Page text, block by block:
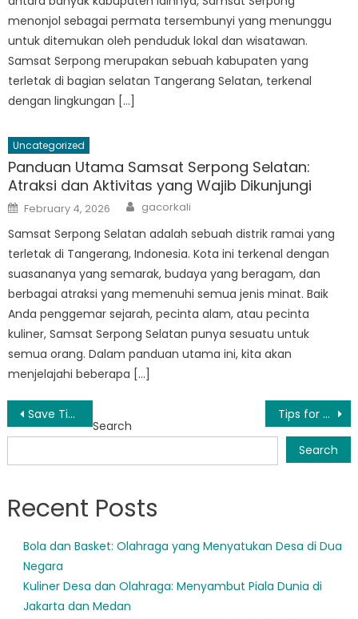
menonjol sebagai permata tersembunyi yang menunggu
untuk ditemukan oleh penduduk lokal dan wisatawan.
Samsat Serpong merupakan sebuah kabupaten yang
terletak di bagian selatan Tangerang Selatan, terkenal
dengan lingkungan […]
Uncategorized
Panduan Utama Samsat Serpong Selatan:
Atraksi dan Aktivitas yang Wajib Dikunjungi
Posted
on
February 4, 2026 Author
gacorkali
Samsat Serpong Selatan adalah sebuah distrik ramai yang
terletak di Tangerang, Indonesia. Kota ini terkenal dengan
suasananya yang semarak, budaya yang beragam, dan
berbagai atraksi yang memenuhi semua jenis minat. Baik
Anda penggemar sejarah, pecinta alam, atau pecinta
kuliner, Samsat Serpong Selatan punya sesuatu untuk
semua orang. Dalam panduan utama ini, kita akan
menjelajahi beberapa […]
Post
navigation
Save Time and Money: Tips for Handling Biaya Balik Nama in Serpong Tips for a Smooth Mutasi Kendaraan Experience in Serpong
Search
Search
Recent Posts
Bola dan Basket: Olahraga yang Menyatukan Desa di Dua
Negara
Kuliner Desa dan Olahraga: Menyambut Piala Dunia di
Jakarta dan Medan